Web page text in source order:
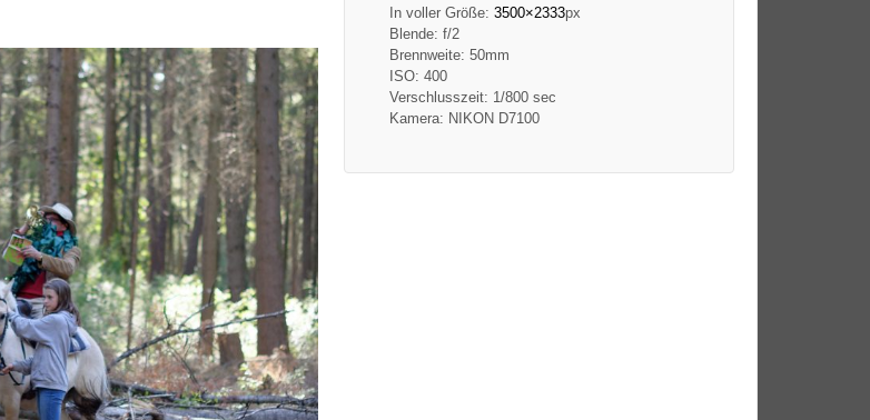
In voller Größe: 3500×2333px
Blende: f/2
Brennweite: 50mm
ISO: 400
Verschlusszeit: 1/800 sec
Kamera: NIKON D7100